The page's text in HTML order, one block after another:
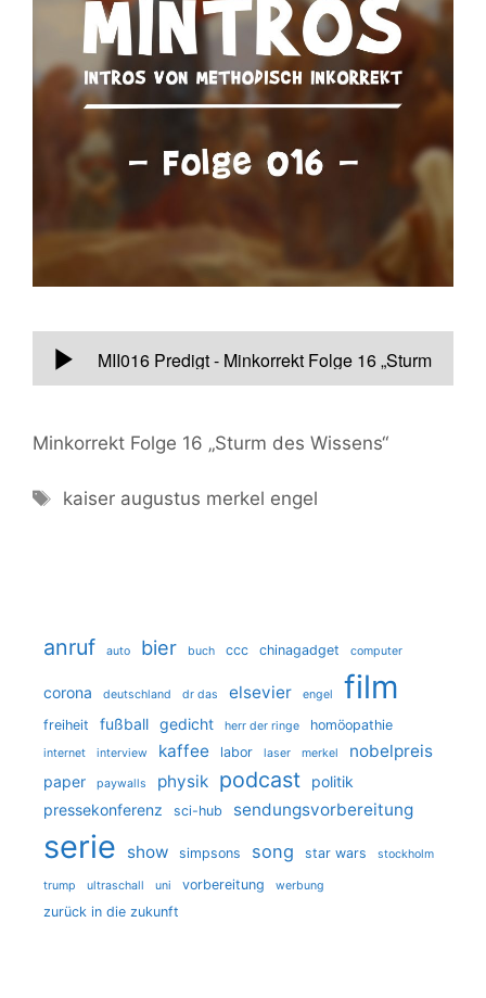
Minkorrekt Folge 16 „Sturm des Wissens“
kaiser augustus merkel engel
anruf auto bier buch ccc chinagadget computer
corona deutschland dr das elsevier engel film
freiheit fußball gedicht herr der ringe homöopathie
internet interview kaffee labor laser merkel nobelpreis
paper paywalls physik podcast
politik
pressekonferenz
sci-hub sendungsvorbereitung
serie show simpsons song star wars stockholm
trump ultraschall uni vorbereitung werbung
zurück in die zukunft